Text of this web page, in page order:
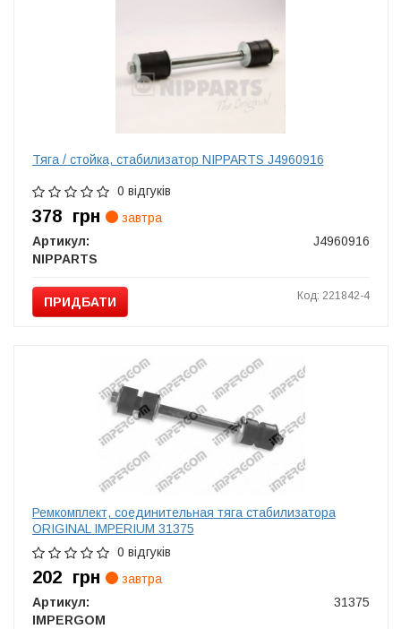
Тяга / стойка, стабилизатор NIPPARTS J4960916
0 відгуків
378 грн
завтра
Артикул:
J4960916
NIPPARTS
ПРИДБАТИ Код: 221842-4
Ремкомплект, соединительная тяга стабилизатора
ORIGINAL IMPERIUM 31375
0 відгуків
202 грн
завтра
Артикул:
31375
IMPERGOM